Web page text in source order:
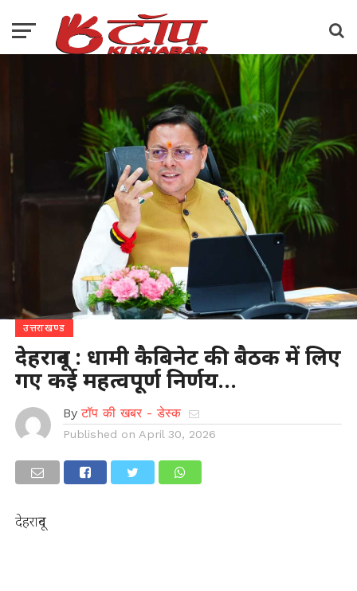
उत्तराखण्ड
देहरादून : धामी कैबिनेट की बैठक में लिए
गए कई महत्वपूर्ण निर्णय…
By टॉप की खबर - डेस्क
Published on April 30, 2026
देहरादून